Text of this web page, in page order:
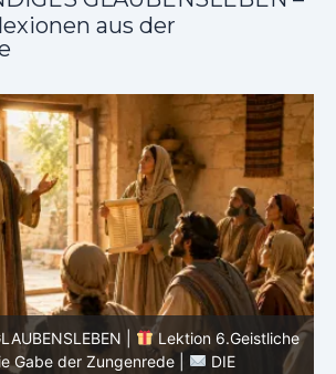
aus der
|
Lektion 6.Geistliche
bessere Weg |
DIE